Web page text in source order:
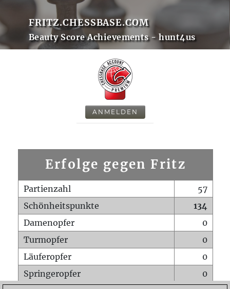
FRITZ.CHESSBASE.COM
Beauty Score Achievements - hunt4us
ANMELDEN
Erfolge gegen Fritz
Partienzahl
57
Schönheitspunkte
134
Damenopfer
0
Turmopfer
0
Läuferopfer
0
Springeropfer
0